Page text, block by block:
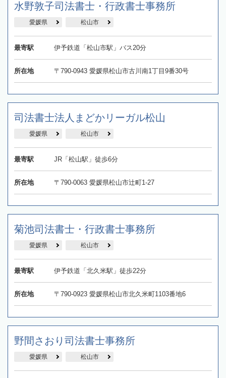
水野敦子司法書士・行政書士事務所
愛媛県 松山市
最寄駅 伊予鉄道「松山市駅」バス20分
所在地 〒790-0943 愛媛県松山市古川南1丁目9番30号
司法書士法人まどかリーガル松山
愛媛県 松山市
最寄駅 JR「松山駅」徒歩6分
所在地 〒790-0063 愛媛県松山市辻町1-27
菊池司法書士・行政書士事務所
愛媛県 松山市
最寄駅 伊予鉄道「北久米駅」徒歩22分
所在地 〒790-0923 愛媛県松山市北久米町1103番地6
野間さおり司法書士事務所
愛媛県 松山市